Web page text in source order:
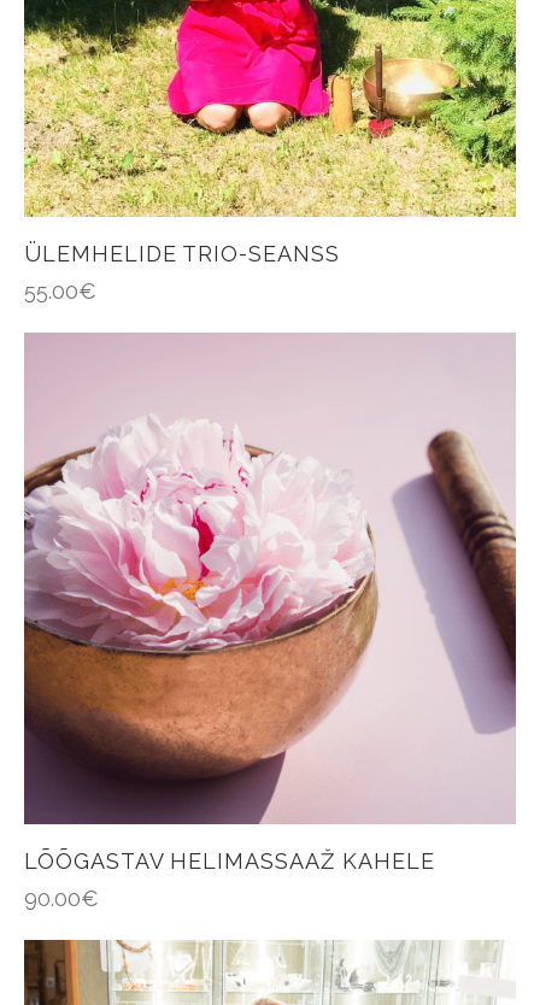
ÜLEMHELIDE TRIO-SEANSS
55.00€
LÕÕGASTAV HELIMASSAAŽ KAHELE
90.00€